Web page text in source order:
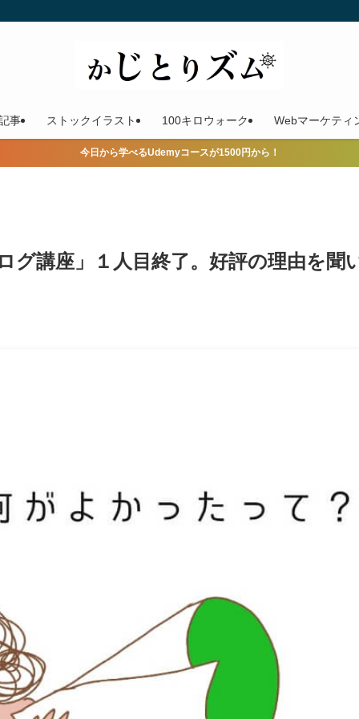
事 ストックイラスト 100キロウォーク Webマーケティ
今日から学べるUdemyコースが1500円から！
グ講座」１人目終了。好評の理由を聞